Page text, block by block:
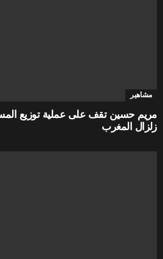
مشاهير
مريم حسين تقف على عملية توزيع
زلزال المغرب